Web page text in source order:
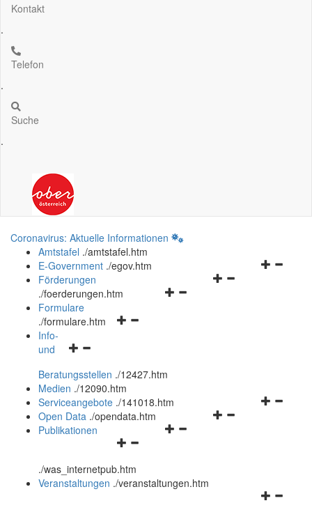
Kontakt
.
Telefon
.
Suche
.
Coronavirus: Aktuelle Informationen
Amtstafel ./amtstafel.htm
Navigationsmenü
E-Government ./egov.htm
Navigationsmenü
Förderungen
./foerderungen.htm
Navigationsmenü
Formulare
./formulare.htm
Navigationsmenü
und
schließen
Info-
und
Beratungsstellen ./12427.htm
Medien ./12090.htm
Navigationsmenü
Serviceangebote ./141018.htm
Navigationsmenü
Open Data ./opendata.htm
Navigationsmenü
und
schließen
Publikationen
./was_internetpub.htm
Veranstaltungen ./veranstaltungen.htm